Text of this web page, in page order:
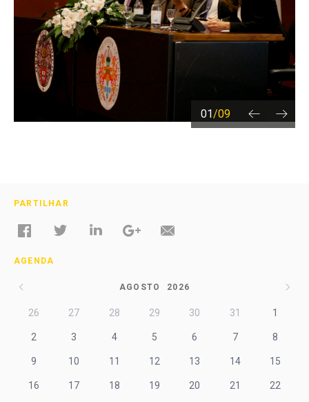
01/09
PARTILHAR
AGENDA
AGOSTO 2026
26 27 28 29 30 31 1
2 3 4 5 6 7 8
9 10 11 12 13 14 15
16 17 18 19 20 21 22